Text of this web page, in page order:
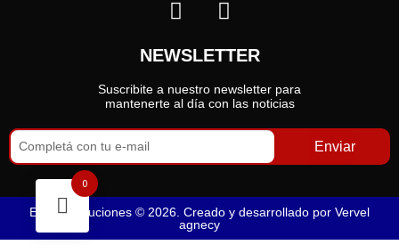
NEWSLETTER
Suscribite a nuestro newsletter para
mantenerte al día con las noticias
Enviar
Ero Distribuciones © 2026. Creado y desarrollado por Vervel
agnecy
0